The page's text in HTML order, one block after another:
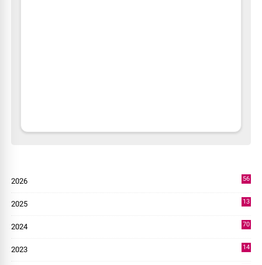
2026
56
2025
13
2024
70
2023
14